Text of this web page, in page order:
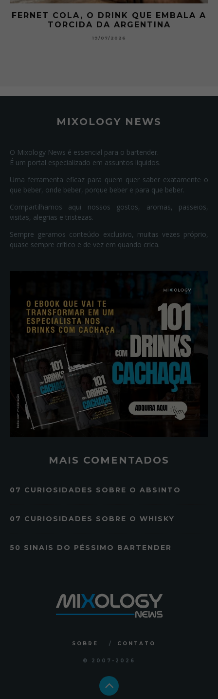
FERNET COLA, O DRINK QUE EMBALA A
TORCIDA DA ARGENTINA
19/07/2026
MIXOLOGY NEWS
O Mixology News é essencial para o bartender.
É um portal especializado em assuntos líquidos.
Uma ferramenta eficaz para quem quer saber exatamente o
que beber, onde beber, porque beber e para que beber.
Compartilhamos aqui nossos gostos, aromas, passeios,
visitas, alegrias e tristezas.
Sempre geramos conteúdo exclusivo, muitas vezes próprio,
quase sempre crítico e de vez em quando crica.
MAIS COMENTADOS
07 CURIOSIDADES SOBRE O ABSINTO
07 CURIOSIDADES SOBRE O WHISKY
50 SINAIS DO PÉSSIMO BARTENDER
SOBRE CONTATO
© 2007 -2026